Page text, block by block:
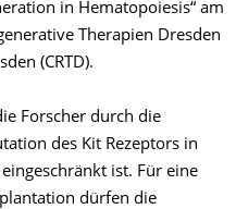
in Hematopoiesis“ am
Therapien Dresden
(CRTD).
Forscher durch die
des Kit Rezeptors in
ist. Für eine
dürfen die